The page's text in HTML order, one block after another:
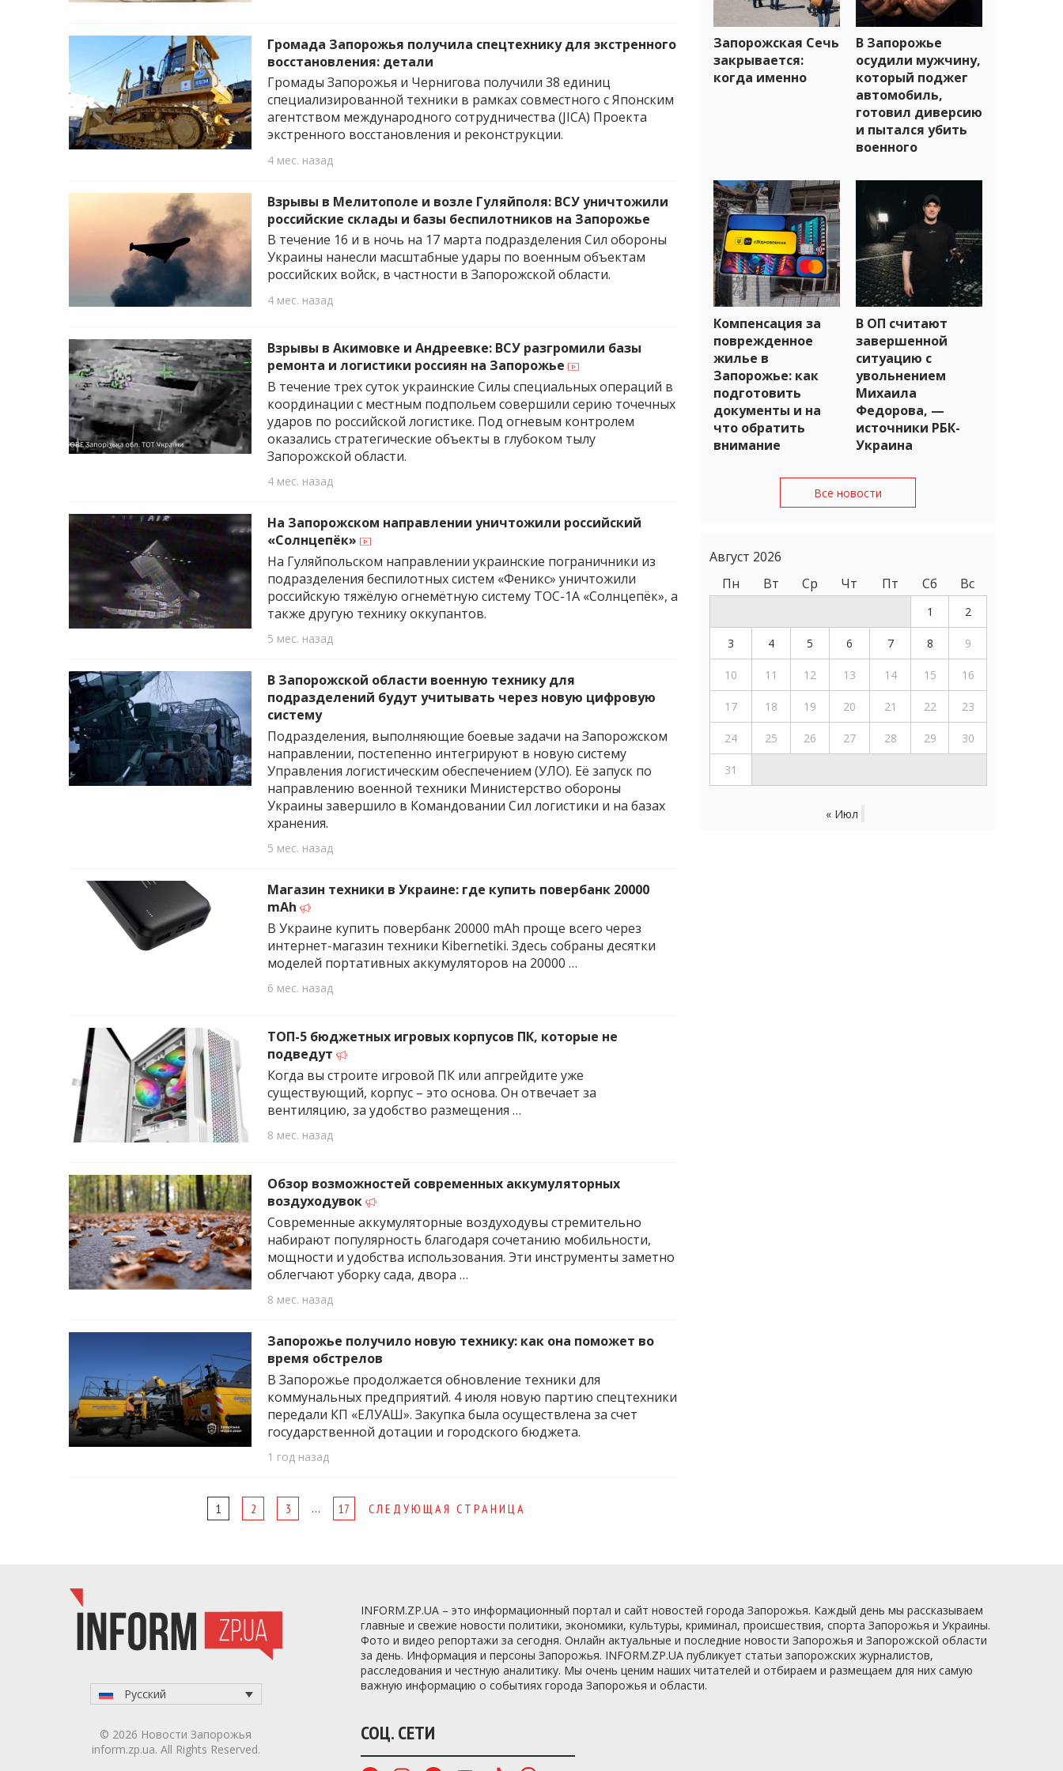
Громада Запорожья получила спецтехнику для экстренного
восстановления: детали
Громады Запорожья и Чернигова получили 38 единиц
специализированной техники в рамках совместного с Японским
агентством международного сотрудничества (JICA) Проекта
экстренного восстановления и реконструкции.
4 мес. назад
Взрывы в Мелитополе и возле Гуляйполя: ВСУ уничтожили
российские склады и базы беспилотников на Запорожье
В течение 16 и в ночь на 17 марта подразделения Сил обороны
Украины нанесли масштабные удары по военным объектам
российских войск, в частности в Запорожской области.
4 мес. назад
Взрывы в Акимовке и Андреевке: ВСУ разгромили базы
ремонта и логистики россиян на Запорожье
В течение трех суток украинские Силы специальных операций в
координации с местным подпольем совершили серию точечных
ударов по российской логистике. Под огневым контролем
оказались стратегические объекты в глубоком тылу
Запорожской области.
4 мес. назад
На Запорожском направлении уничтожили российский
«Солнцепёк»
На Гуляйпольском направлении украинские пограничники из
подразделения беспилотных систем «Феникс» уничтожили
российскую тяжёлую огнемётную систему ТОС-1А «Солнцепёк», а
также другую технику оккупантов.
5 мес. назад
В Запорожской области военную технику для
подразделений будут учитывать через новую цифровую
систему
Подразделения, выполняющие боевые задачи на Запорожском
направлении, постепенно интегрируют в новую систему
Управления логистическим обеспечением (УЛО). Её запуск по
направлению военной техники Министерство обороны
Украины завершило в Командовании Сил логистики и на базах
хранения.
5 мес. назад
Магазин техники в Украине: где купить повербанк 20000
mAh
В Украине купить повербанк 20000 mAh проще всего через
интернет-магазин техники Kibernetiki. Здесь собраны десятки
моделей портативных аккумуляторов на 20000 …
6 мес. назад
ТОП-5 бюджетных игровых корпусов ПК, которые не
подведут
Когда вы строите игровой ПК или апгрейдите уже
существующий, корпус – это основа. Он отвечает за
вентиляцию, за удобство размещения …
8 мес. назад
Обзор возможностей современных аккумуляторных
воздуходувок
Современные аккумуляторные воздуходувы стремительно
набирают популярность благодаря сочетанию мобильности,
мощности и удобства использования. Эти инструменты заметно
облегчают уборку сада, двора …
8 мес. назад
Запорожье получило новую технику: как она поможет во
время обстрелов
В Запорожье продолжается обновление техники для
коммунальных предприятий. 4 июля новую партию спецтехники
передали КП «ЕЛУАШ». Закупка была осуществлена за счет
государственной дотации и городского бюджета.
1 год назад
1 2 3 … 17 СЛЕДУЮЩАЯ СТРАНИЦА
Запорожская Сечь
закрывается:
когда именно
В Запорожье
осудили мужчину,
который поджег
автомобиль,
готовил диверсию
и пытался убить
военного
Компенсация за
поврежденное
жилье в
Запорожье: как
подготовить
документы и на
что обратить
внимание
В ОП считают
завершенной
ситуацию с
увольнением
Михаила
Федорова, —
источники РБК-
Украина
Все новости
Август 2026
Пн
Вт Ср Чт Пт Сб Вс
1 2
3 4 5 6 7 8 9
10 11 12 13 14 15 16
17 18 19 20 21 22 23
24 25 26 27 28 29 30
31
« Июл
INFORM.ZP.UA – это информационный портал и сайт новостей города Запорожья. Каждый день мы рассказываем
главные и свежие новости политики, экономики, культуры, криминал, происшествия, спорта Запорожья и Украины.
Фото и видео репортажи за сегодня. Онлайн актуальные и последние новости Запорожья и Запорожской области
за день. Информация и персоны Запорожья. INFORM.ZP.UA публикует статьи запорожских журналистов,
расследования и честную аналитику. Мы очень ценим наших читателей и отбираем и размещаем для них самую
важную информацию о событиях города Запорожья и области.
СОЦ. СЕТИ
Русский
© 2026 Новости Запорожья
inform.zp.ua. All Rights Reserved.